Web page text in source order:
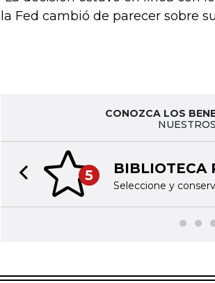
la Fed cambió de parecer sobre
CONOZCA LOS
5 BIBLIOTECA
Seleccione y
Previous slide